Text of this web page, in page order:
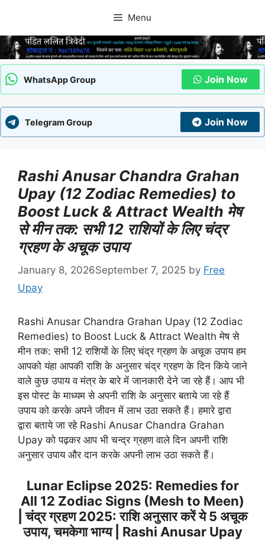
content
Menu
WhatsApp Group Join Now
Telegram Group Join Now
Rashi Anusar Chandra Grahan
Upay (12 Zodiac Remedies) to
Boost Luck & Attract Wealth मेष
से मीन तक: सभी 12 राशियों के लिए चंद्र
ग्रहण के अचूक उपाय
January 8, 2026September 7, 2025 by Free
Upay
Rashi Anusar Chandra Grahan Upay (12 Zodiac
Remedies) to Boost Luck & Attract Wealth मेष से
मीन तक: सभी 12 राशियों के लिए चंद्र ग्रहण के अचूक उपाय हम
आपको यंहा आपकी राशि के अनुसार चंद्र ग्रहण के दिन किये जाने
वाले कुछ उपाय व मंत्र के बारे में जानकारी देने जा रहे हैं। आप भी
इस पोस्ट के माध्यम से अपनी राशि के अनुसार बताये जा रहे हैं
उपाय को करके अपने जीवन में लाभ उठा सकते हैं। हमारे द्वारा
द्वारा बताये जा रहे Rashi Anusar Chandra Grahan
Upay को पढ़कर आप भी चन्द्र ग्रहण वाले दिन अपनी राशि
अनुसार उपाय और दान करके अपनी लाभ उठा सकते हैं।
Lunar Eclipse 2025: Remedies for
All 12 Zodiac Signs (Mesh to Meen)
| चंद्र ग्रहण 2025: राशि अनुसार करें ये 5 अचूक
उपाय, चमकेगा भाग्य | Rashi Anusar Upay